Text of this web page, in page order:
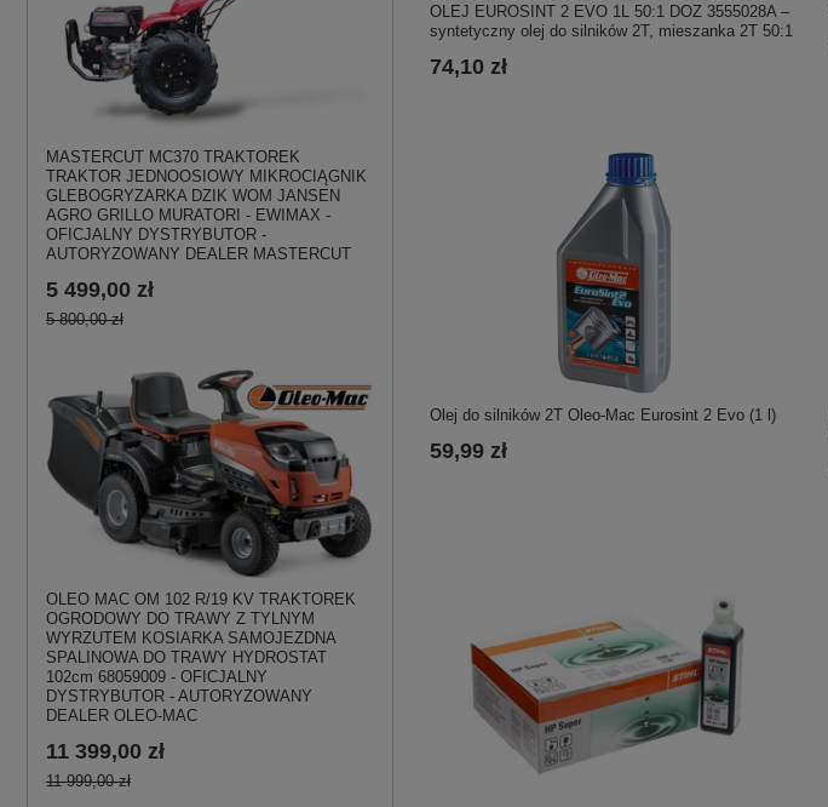
MASTERCUT MC370 TRAKTOREK
TRAKTOR JEDNOOSIOWY MIKROCIĄGNIK
GLEBOGRYZARKA DZIK WOM JANSEN
AGRO GRILLO MURATORI - EWIMAX -
OFICJALNY DYSTRYBUTOR -
AUTORYZOWANY DEALER MASTERCUT
5 499,00 zł
5 800,00 zł
OLEO MAC OM 102 R/19 KV TRAKTOREK
OGRODOWY DO TRAWY Z TYLNYM
WYRZUTEM KOSIARKA SAMOJEZDNA
SPALINOWA DO TRAWY HYDROSTAT
102cm 68059009 - OFICJALNY
DYSTRYBUTOR - AUTORYZOWANY
DEALER OLEO-MAC
11 399,00 zł
11 999,00 zł
OLEJ EUROSINT 2 EVO 1L 50:1 DOZ 3555028A –
syntetyczny olej do silników 2T, mieszanka 2T 50:1
74,10 zł
Olej do silników 2T Oleo-Mac Eurosint 2 Evo (1 l)
59,99 zł